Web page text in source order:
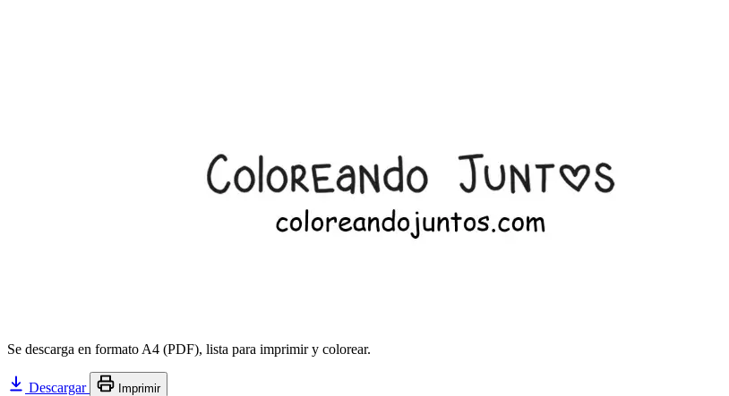
Se descarga en formato A4 (PDF), lista para imprimir y colorear.
Descargar Imprimir